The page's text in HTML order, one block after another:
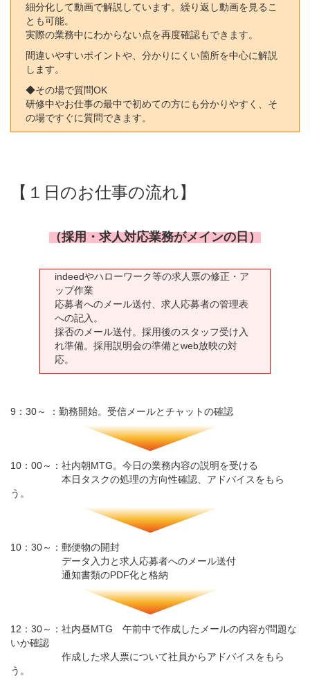
細分化して動画で解説しています。繰り返し動画を見るこ
とも可能。
実際の業務中にわからない点を再度確認もできます。
間違いやすいポイントや、分かりにくい箇所を中心に解説
します。
◆その場で質問OK
研修中やお仕事の最中で初めての方にも分かりやすく、そ
の場ですぐに質問できます。
【１日のお仕事の流れ】
（採用・求人対応業務がメインの日）
indeedやハローワーク等の求人票の修正・ア
ップ作業
応募者へのメール送付、求人応募者の管理表
への記入。
採否のメール送付。採用後のスタッフ受け入
れ準備。採用説明会の準備とweb放映の対
応。
9：30～ ：勤務開始。受信メールとチャットの確認
10：00～：社内朝MTG。今日の業務内容の説明を受ける
本日タスクの処理の方向性確認、アドバイスをもら
う。
10：30～：郵便物の開封
データ入力と求人応募者へのメール送付
通知書類のPDF化と格納
12：30～：社内昼MTG 午前中で作成したメールの内容が問題な
いか確認
作成した求人票について社員からアドバイスをもら
う。